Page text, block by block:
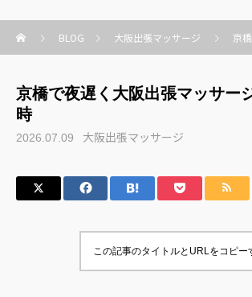
BLOG 大阪出張マッサージ 京橋で
京橋で夜遅く大阪出張マッサー
時
2026.07.09 大阪出張マッサージ
この記事のタイトルとURLをコピー